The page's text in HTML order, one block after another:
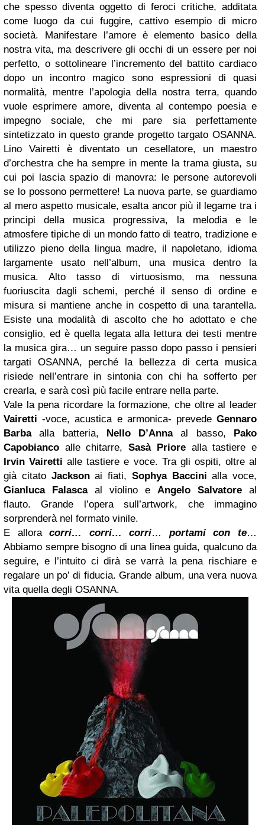
che spesso diventa oggetto di feroci critiche, additata
come luogo da cui fuggire, cattivo esempio di micro
società.
Manifestare l’amore è elemento basico della
nostra vita, ma descrivere gli occhi di un essere per noi
perfetto, o sottolineare l’incremento del battito cardiaco
dopo un incontro magico sono espressioni di quasi
normalità, mentre l’apologia della nostra terra, quando
vuole esprimere amore, diventa al contempo poesia e
impegno sociale, che mi pare sia perfettamente
sintetizzato in questo grande progetto targato OSANNA.
Lino Vairetti è diventato un cesellatore, un maestro
d’orchestra che ha sempre in mente la trama giusta, su
cui poi lascia spazio di manovra: le persone autorevoli
se lo possono permettere! La nuova parte, se guardiamo
al mero aspetto musicale, esalta ancor più il legame tra i
principi della musica progressiva, la melodia e le
atmosfere tipiche di un mondo fatto di teatro, tradizione e
utilizzo pieno della lingua madre, il napoletano, idioma
largamente usato nell’album, una musica dentro la
musica.
Alto tasso di virtuosismo, ma nessuna
fuoriuscita dagli schemi, perché il senso di ordine e
misura si mantiene anche in cospetto di una tarantella.
Esiste una modalità di ascolto che ho adottato e che
consiglio, ed è quella legata alla lettura dei testi mentre
la musica gira… un seguire passo dopo passo i pensieri
targati OSANNA, perché la bellezza di certa musica
risiede nell’entrare in sintonia con chi ha sofferto per
crearla, e sarà così più facile entrare nella parte.
Vale la pena ricordare la formazione, che oltre al leader
Vairetti -voce, acustica e armonica- prevede Gennaro
Barbaalla batteria, Nello D’Annaal basso, Pako
Capobianco alle chitarre,Sasà Priorealla tastiere e
Irvin Vairetti alle tastiere e voce. Tra gli ospiti, oltre al
già citato Jacksonai fiati, Sophya Baccini alla voce,
Gianluca Falascaal violino e Angelo Salvatore al
flauto.
Grande l’opera sull’artwork, che immagino
sorprenderà nel formato vinile.
E alloracorri… corri… corri… portami con te…
Abbiamo sempre bisogno di una linea guida, qualcuno da
seguire, e l’intuito ci dirà se varrà la pena rischiare e
regalare un po’ di fiducia. Grande album, una vera nuova
vita quella degli OSANNA.